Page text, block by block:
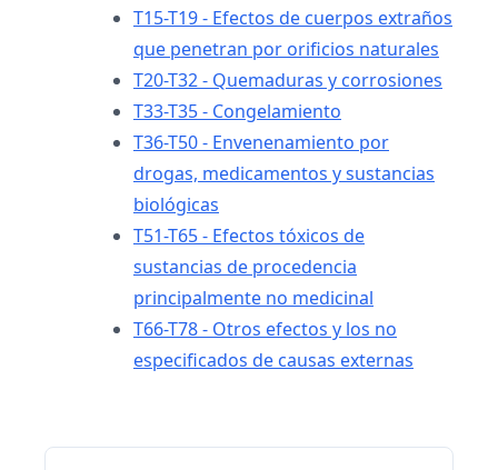
T15-T19 - Efectos de cuerpos extraños
que penetran por orificios naturales
T20-T32 - Quemaduras y corrosiones
T33-T35 - Congelamiento
T36-T50 - Envenenamiento por
drogas, medicamentos y sustancias
biológicas
T51-T65 - Efectos tóxicos de
sustancias de procedencia
principalmente no medicinal
T66-T78 - Otros efectos y los no
especificados de causas externas